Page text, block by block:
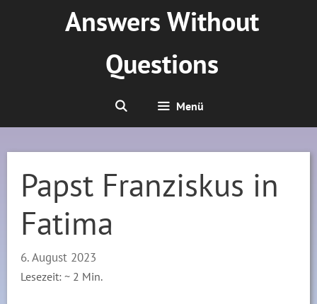
Answers Without
Questions
Menü
Papst Franziskus in
Fatima
6. August 2023
Lesezeit: ~ 2 Min.